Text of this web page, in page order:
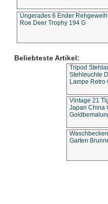
Ungerades 6 Ender Rehgeweih
Roe Deer Trophy 194 G
Beliebteste Artikel:
Tripod
Stehleuchte
Lampe Retro
Vintage 21
Japan China
Garten